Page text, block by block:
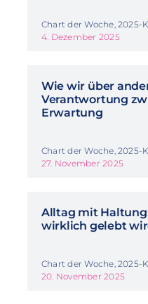
Chart der Woche, 2025-
4. Dezember 2025
Wie wir über
Verantwortung
Erwartung
Chart der Woche, 2025-
27. November 2025
Alltag mit
wirklich gelebt
Chart der Woche, 2025-
20. November 2025